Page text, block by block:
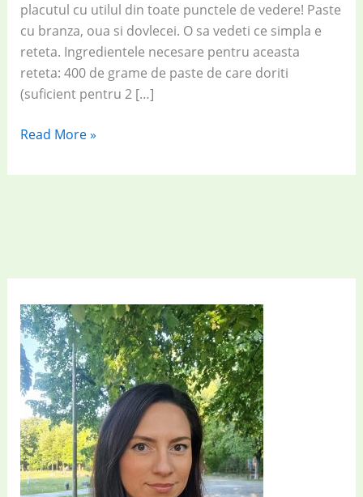
placutul cu utilul din toate punctele de vedere! Paste
cu branza, oua si dovlecei. O sa vedeti ce simpla e
reteta. Ingredientele necesare pentru aceasta
reteta: 400 de grame de paste de care doriti
(suficient pentru 2 […]
Mâncare
acasă:
și
dovlecei
Read More »